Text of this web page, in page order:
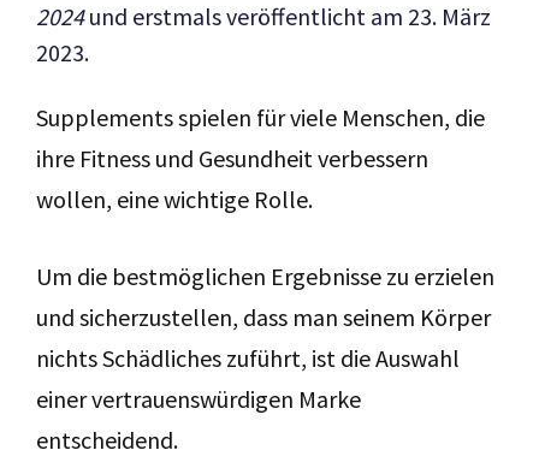
2024und erstmals veröffentlicht am 23. März
2023.
Supplements spielen für viele Menschen, die
ihre Fitness und Gesundheit verbessern
wollen, eine wichtige Rolle.
Um die bestmöglichen Ergebnisse zu erzielen
und sicherzustellen, dass man seinem Körper
nichts Schädliches zuführt, ist die Auswahl
einer vertrauenswürdigen Marke
entscheidend.